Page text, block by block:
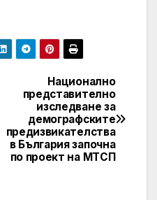
Национално
представително
изследване за
демографските
предизвикателства
в България започна
по проект на МТСП